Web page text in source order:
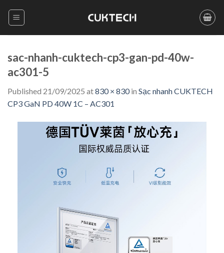
sac-nhanh-cuktech-cp3-gan-pd-40w-
ac301-5
Published 21/09/2025 at830 × 830in Sạc nhanh CUKTECH
CP3 GaN PD 40W 1C – AC301